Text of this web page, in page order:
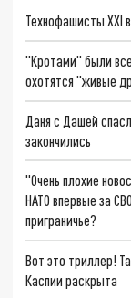
Технофашисты XXI
"Кротами" были
охотятся "живые
Даня с Дашей
закончились
"Очень плохие
НАТО впервые за
приграничье?
Вот это триллер!
Каспии раскрыта